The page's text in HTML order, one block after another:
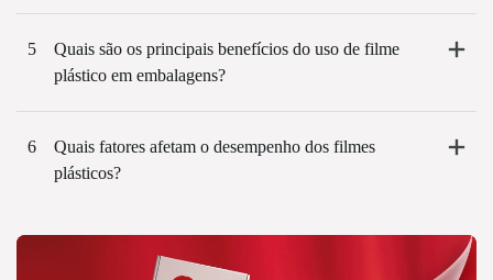
5
Quais são os principais benefícios do uso de filme
plástico em embalagens?
6
Quais fatores afetam o desempenho dos filmes
plásticos?